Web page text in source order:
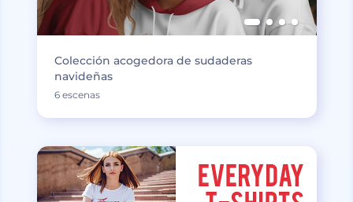
Colección acogedora de sudaderas
navideñas
6 escenas